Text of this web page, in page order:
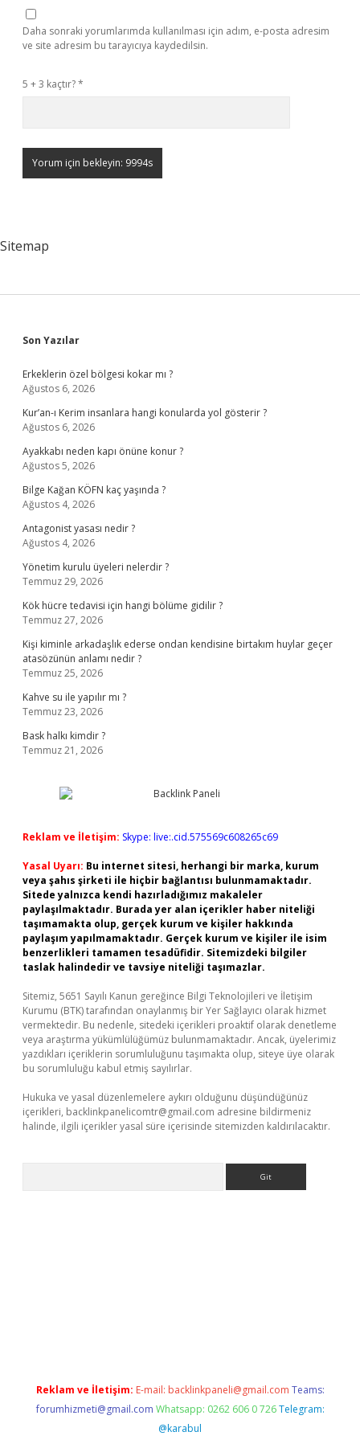
Daha sonraki yorumlarımda kullanılması için adım, e-posta adresim
ve site adresim bu tarayıcıya kaydedilsin.
5 + 3 kaçtır?*
Sitemap
Sidebar
Son Yazılar
Erkeklerin özel bölgesi kokar mı ?
Ağustos 6, 2026
Kur’an-ı Kerim insanlara hangi konularda yol gösterir ?
Ağustos 6, 2026
Ayakkabı neden kapı önüne konur ?
Ağustos 5, 2026
Bilge Kağan KÖFN kaç yaşında ?
Ağustos 4, 2026
Antagonist yasası nedir ?
Ağustos 4, 2026
Yönetim kurulu üyeleri nelerdir ?
Temmuz 29, 2026
Kök hücre tedavisi için hangi bölüme gidilir ?
Temmuz 27, 2026
Kişi kiminle arkadaşlık ederse ondan kendisine birtakım huylar geçer
atasözünün anlamı nedir ?
Temmuz 25, 2026
Kahve su ile yapılır mı ?
Temmuz 23, 2026
Bask halkı kimdir ?
Temmuz 21, 2026
Reklam ve İletişim: Skype: live:.cid.575569c608265c69
Yasal Uyarı: Bu internet sitesi, herhangi bir marka, kurum
veya şahıs şirketi ile hiçbir bağlantısı bulunmamaktadır.
Sitede yalnızca kendi hazırladığımız makaleler
paylaşılmaktadır. Burada yer alan içerikler haber niteliği
taşımamakta olup, gerçek kurum ve kişiler hakkında
paylaşım yapılmamaktadır. Gerçek kurum ve kişiler ile isim
benzerlikleri tamamen tesadüfidir. Sitemizdeki bilgiler
taslak halindedir ve tavsiye niteliği taşımazlar.
Sitemiz, 5651 Sayılı Kanun gereğince Bilgi Teknolojileri ve İletişim
Kurumu (BTK) tarafından onaylanmış bir Yer Sağlayıcı olarak hizmet
vermektedir. Bu nedenle, sitedeki içerikleri proaktif olarak denetleme
veya araştırma yükümlülüğümüz bulunmamaktadır. Ancak, üyelerimiz
yazdıkları içeriklerin sorumluluğunu taşımakta olup, siteye üye olarak
bu sorumluluğu kabul etmiş sayılırlar.
Hukuka ve yasal düzenlemelere aykırı olduğunu düşündüğünüz
içerikleri, backlinkpanelicomtr@gmail.com adresine bildirmeniz
halinde, ilgili içerikler yasal süre içerisinde sitemizden kaldırılacaktır.
Reklam ve İletişim: E-mail: backlinkpaneli@gmail.com Teams:
forumhizmeti@gmail.com Whatsapp: 0262 606 0 726 Telegram:
@karabul